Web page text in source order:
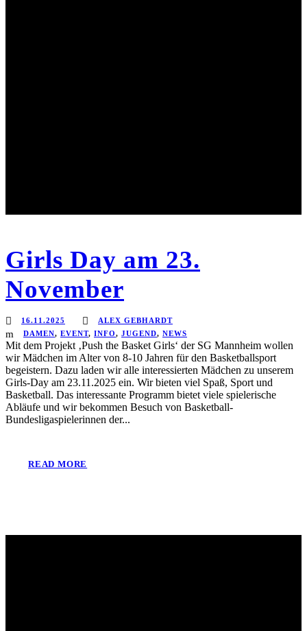
Girls Day am 23.
November
16.11.2025
ALEX GEBHARDT
DAMEN, EVENT, INFO, JUGEND, NEWS
Mit dem Projekt ‚Push the Basket Girls‘ der SG Mannheim wollen
wir Mädchen im Alter von 8-10 Jahren für den Basketballsport
begeistern. Dazu laden wir alle interessierten Mädchen zu unserem
Girls-Day am 23.11.2025 ein. Wir bieten viel Spaß, Sport und
Basketball. Das interessante Programm bietet viele spielerische
Abläufe und wir bekommen Besuch von Basketball-
Bundesligaspielerinnen der...
READ MORE